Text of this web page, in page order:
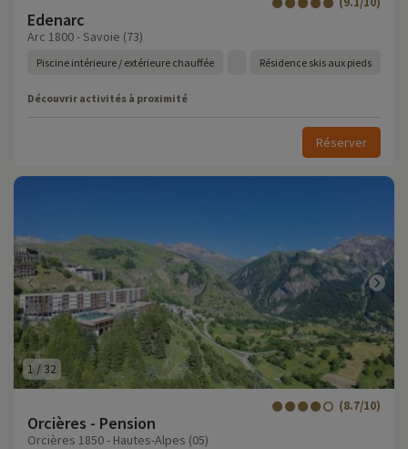
Edenarc
Arc 1800 - Savoie (73)
Piscine intérieure / extérieure chauffée Résidence skis aux pieds
Découvrir activités à proximité
Réserver
1 /32
Orcières - Pension
(8.7/10)
Orcières 1850 - Hautes-Alpes (05)